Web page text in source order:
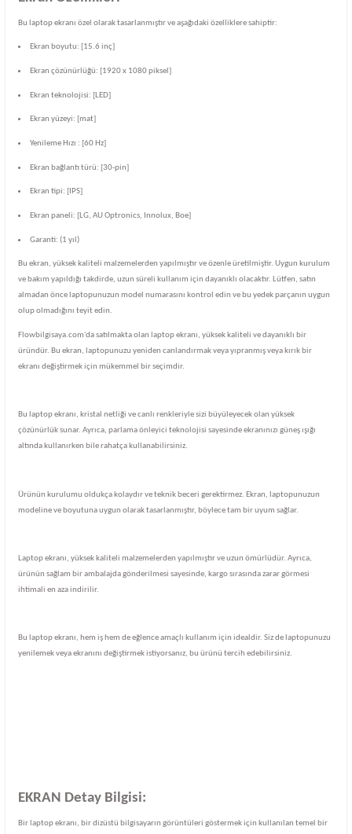
Bu laptop ekranı özel olarak tasarlanmıştır ve aşağıdaki özelliklere sahiptir:
Ekran boyutu: [15.6 inç]
Ekran çözünürlüğü: [1920 x 1080 piksel]
Ekran teknolojisi: [LED]
Ekran yüzeyi: [mat]
Yenileme Hızı : [60 Hz]
Ekran bağlantı türü: [30-pin]
Ekran tipi: [IPS]
Ekran paneli: [LG, AU Optronics, Innolux, Boe]
Garanti: (1 yıl)
Bu ekran, yüksek kaliteli malzemelerden yapılmıştır ve özenle üretilmiştir. Uygun kurulum
ve bakım yapıldığı takdirde, uzun süreli kullanım için dayanıklı olacaktır. Lütfen, satın
almadan önce laptopunuzun model numarasını kontrol edin ve bu yedek parçanın uygun
olup olmadığını teyit edin.
Flowbilgisaya.com'da satılmakta olan laptop ekranı, yüksek kaliteli ve dayanıklı bir
üründür. Bu ekran, laptopunuzu yeniden canlandırmak veya yıpranmış veya kırık bir
ekranı değiştirmek için mükemmel bir seçimdir.
Bu laptop ekranı, kristal netliği ve canlı renkleriyle sizi büyüleyecek olan yüksek
çözünürlük sunar. Ayrıca, parlama önleyici teknolojisi sayesinde ekranınızı güneş ışığı
altında kullanırken bile rahatça kullanabilirsiniz.
Ürünün kurulumu oldukça kolaydır ve teknik beceri gerektirmez. Ekran, laptopunuzun
modeline ve boyutuna uygun olarak tasarlanmıştır, böylece tam bir uyum sağlar.
Laptop ekranı, yüksek kaliteli malzemelerden yapılmıştır ve uzun ömürlüdür. Ayrıca,
ürünün sağlam bir ambalajda gönderilmesi sayesinde, kargo sırasında zarar görmesi
ihtimali en aza indirilir.
Bu laptop ekranı, hem iş hem de eğlence amaçlı kullanım için idealdir. Siz de laptopunuzu
yenilemek veya ekranını değiştirmek istiyorsanız, bu ürünü tercih edebilirsiniz.
EKRAN Detay Bilgisi:
Bir laptop ekranı, bir dizüstü bilgisayarın görüntüleri göstermek için kullanılan temel bir